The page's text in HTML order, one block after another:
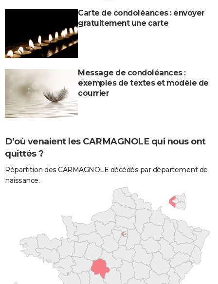
Carte de condoléances : envoyer
gratuitement une carte
Message de condoléances :
exemples de textes et modèle de
courrier
D'où venaient les CARMAGNOLE qui nous ont
quittés ?
Répartition des CARMAGNOLE décédés par département de
naissance.